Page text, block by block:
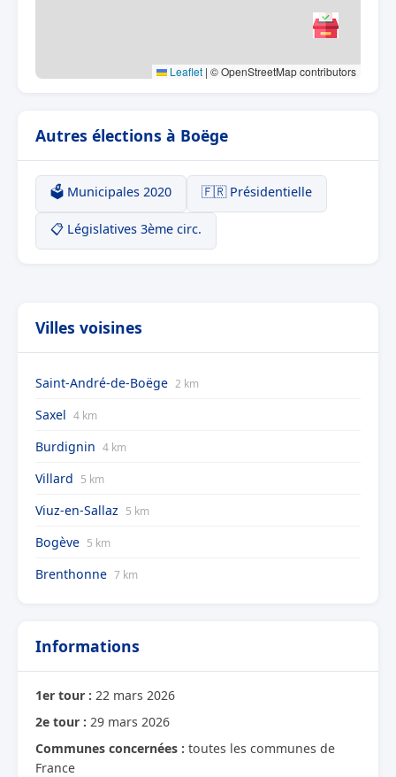
Leaflet | © OpenStreetMap contributors
Autres élections à Boëge
🗳️ Municipales 2020 🇫🇷 Présidentielle
📋 Législatives 3ème circ.
Villes voisines
Saint-André-de-Boëge 2 km
Saxel 4 km
Burdignin 4 km
Villard 5 km
Viuz-en-Sallaz 5 km
Bogève 5 km
Brenthonne 7 km
Informations
1er tour : 22 mars 2026
2e tour : 29 mars 2026
Communes concernées : toutes les communes de
France